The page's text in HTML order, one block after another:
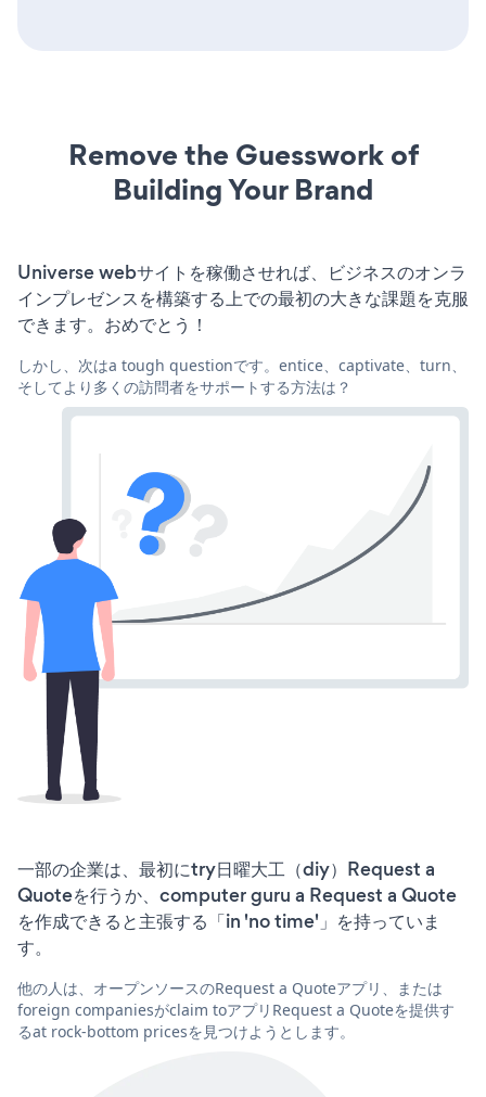
Remove the Guesswork of
Building Your Brand
Universe webサイトを稼働させれば、ビジネスのオンラ
インプレゼンスを構築する上での最初の大きな課題を克服
できます。おめでとう！
しかし、次はa tough questionです。entice、captivate、turn、
そしてより多くの訪問者をサポートする方法は？
一部の企業は、最初にtry日曜大工（diy）Request a
Quoteを行うか、computer guru a Request a Quote
を作成できると主張する「in 'no time'」を持っていま
す。
他の人は、オープンソースのRequest a Quoteアプリ、または
foreign companiesがclaim toアプリRequest a Quoteを提供す
るat rock-bottom pricesを見つけようとします。